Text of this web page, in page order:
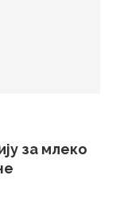
за млеко